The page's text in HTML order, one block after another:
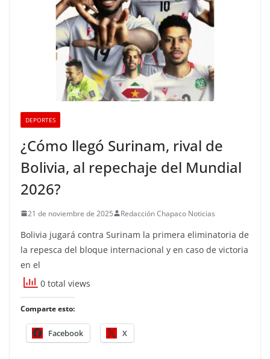
DEPORTES
¿Cómo llegó Surinam, rival de
Bolivia, al repechaje del Mundial
2026?
21 de noviembre de 2025 Redacción Chapaco Noticias
Bolivia jugará contra Surinam la primera eliminatoria de
la repesca del bloque internacional y en caso de victoria
en el
0 total views
Comparte esto:
Facebook X